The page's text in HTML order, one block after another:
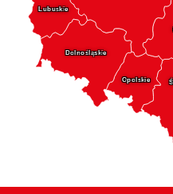
Opolskie
Lubuskie
Dolnośląskie